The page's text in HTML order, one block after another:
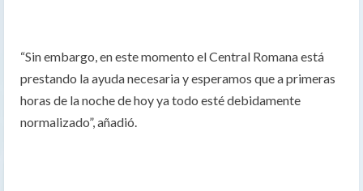
“Sin embargo, en este momento el Central Romana está
prestando la ayuda necesaria y esperamos que a primeras
horas de la noche de hoy ya todo esté debidamente
normalizado”, añadió.